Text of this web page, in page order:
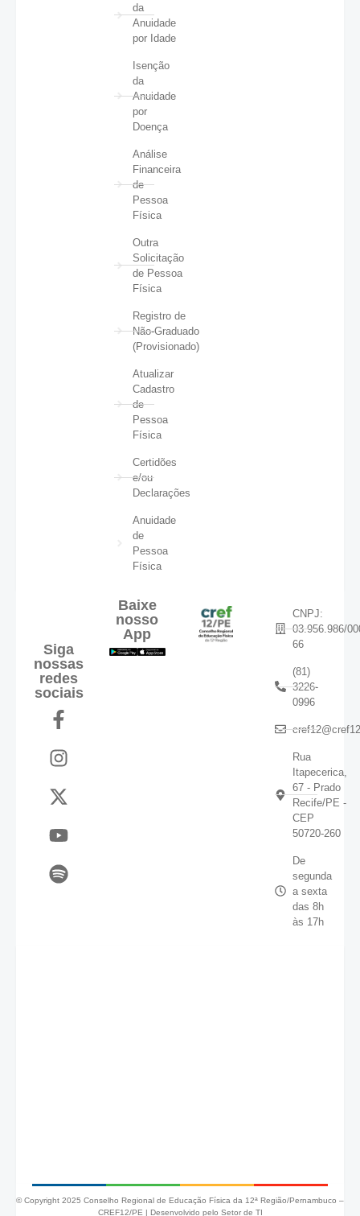
da
Anuidade
por Idade
Isenção
da
Anuidade
por
Doença
Análise
Financeira
de
Pessoa
Física
Outra
Solicitação
de Pessoa
Física
Registro de
Não-Graduado
(Provisionado)
Atualizar
Cadastro
de
Pessoa
Física
Certidões
e/ou
Declarações
Anuidade
de
Pessoa
Física
Siga
nossas
redes
sociais
Baixe
nosso
App
CNPJ:
03.956.986/
66
(81)
3226-
0996
Rua
Itapecerica,
67 - Prado
Recife/PE -
CEP
50720-260
De
segunda
a sexta
das 8h
às 17h
© Copyright 2025 Conselho Regional de Educação Física da 12ª Região/Pernambuco –
CREF12/PE | Desenvolvido pelo Setor de TI